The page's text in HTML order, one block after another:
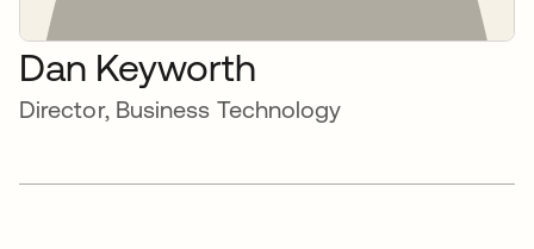
Dan Keyworth
Director, Business Technology